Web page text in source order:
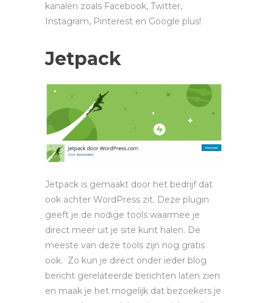
kanalen zoals Facebook, Twitter,
Instagram, Pinterest en Google plus!
Jetpack
Jetpack is gemaakt door het bedrijf dat
ook achter WordPress zit. Deze plugin
geeft je de nodige tools waarmee je
direct meer uit je site kunt halen. De
meeste van deze tools zijn nog gratis
ook. Zo kun je direct onder ieder blog
bericht gerelateerde berichten laten zien
en maak je het mogelijk dat bezoekers je